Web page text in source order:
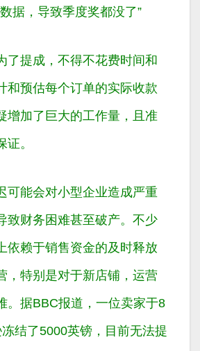
据，导致季度奖都没了”
了提成，不得不花费时间和
和预估每个订单的实际收款
增加了巨大的工作量，且准
。
可能会对小型企业造成严重
致财务困难甚至破产。不少
依赖于销售资金的及时释放
，特别是对于新店铺，运营
。据BBC报道，一位卖家于8
结了5000英镑，目前无法提